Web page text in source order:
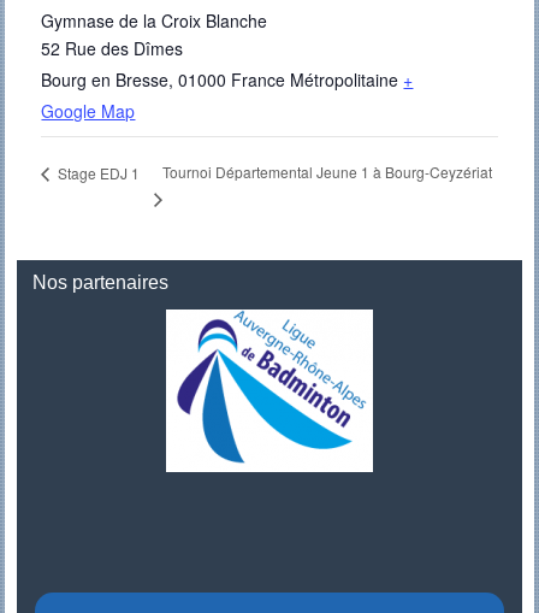
Gymnase de la Croix Blanche
52 Rue des Dîmes
Bourg en Bresse, 01000 France Métropolitaine +
Google Map
Stage EDJ 1 Tournoi Départemental Jeune 1 à Bourg-Ceyzériat
Nos partenaires